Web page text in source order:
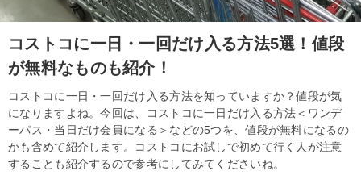
コストコに一日・一回だけ入る方法5選！値段
が無料なものも紹介！
コストコに一日・一回だけ入る方法を知っていますか？値段が気
になりますよね。今回は、コストコに一日だけ入る方法＜ワンデ
ーパス・当日だけ会員になる＞などの5つを、値段が無料になるの
かも含めて紹介します。コストコにお試しで初めて行く人が注意
することも紹介するので参考にしてみてくださいね。